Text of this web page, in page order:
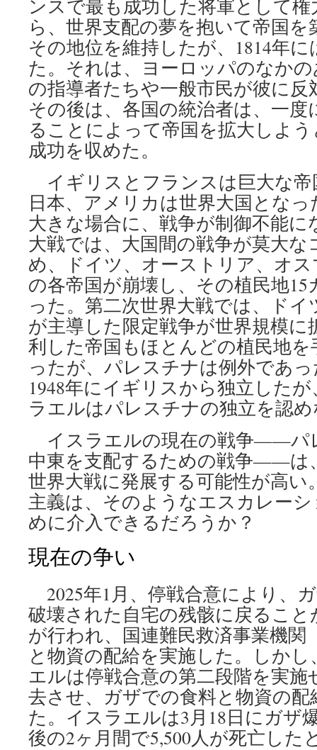
ンスで最も成功した将軍として
ら、世界支配の夢を抱いて帝国を
その地位を維持したが、1814年
た。それは、ヨーロッパのなか
の指導者たちや一般市民が彼に
その後は、各国の統治者は、一
ることによって帝国を拡大しよ
成功を収めた。
イギリスとフランスは巨大な
日本、アメリカは世界大国とな
大きな場合に、戦争が制御不能に
大戦では、大国間の戦争が莫大
め、ドイツ、オーストリア、オ
の各帝国が崩壊し、その植民地
った。第二次世界大戦では、ド
が主導した限定戦争が世界規模に
利した帝国もほとんどの植民地
ったが、パレスチナは例外であ
1948年にイギリスから独立した
ラエルはパレスチナの独立を認
イスラエルの現在の戦争——パ
中東を支配するための戦争——は
世界大戦に発展する可能性が高い
主義は、そのようなエスカレー
めに介入できるだろうか？
現在の争い
2025年1月、停戦合意により、
破壊された自宅の残骸に戻るこ
が行われ、国連難民救済事業機関
と物資の配給を実施した。しか
エルは停戦合意の第二段階を実施
去させ、ガザでの食料と物資の
た。イスラエルは3月18日にガザ
後の2ヶ月間で5,500人が死亡した